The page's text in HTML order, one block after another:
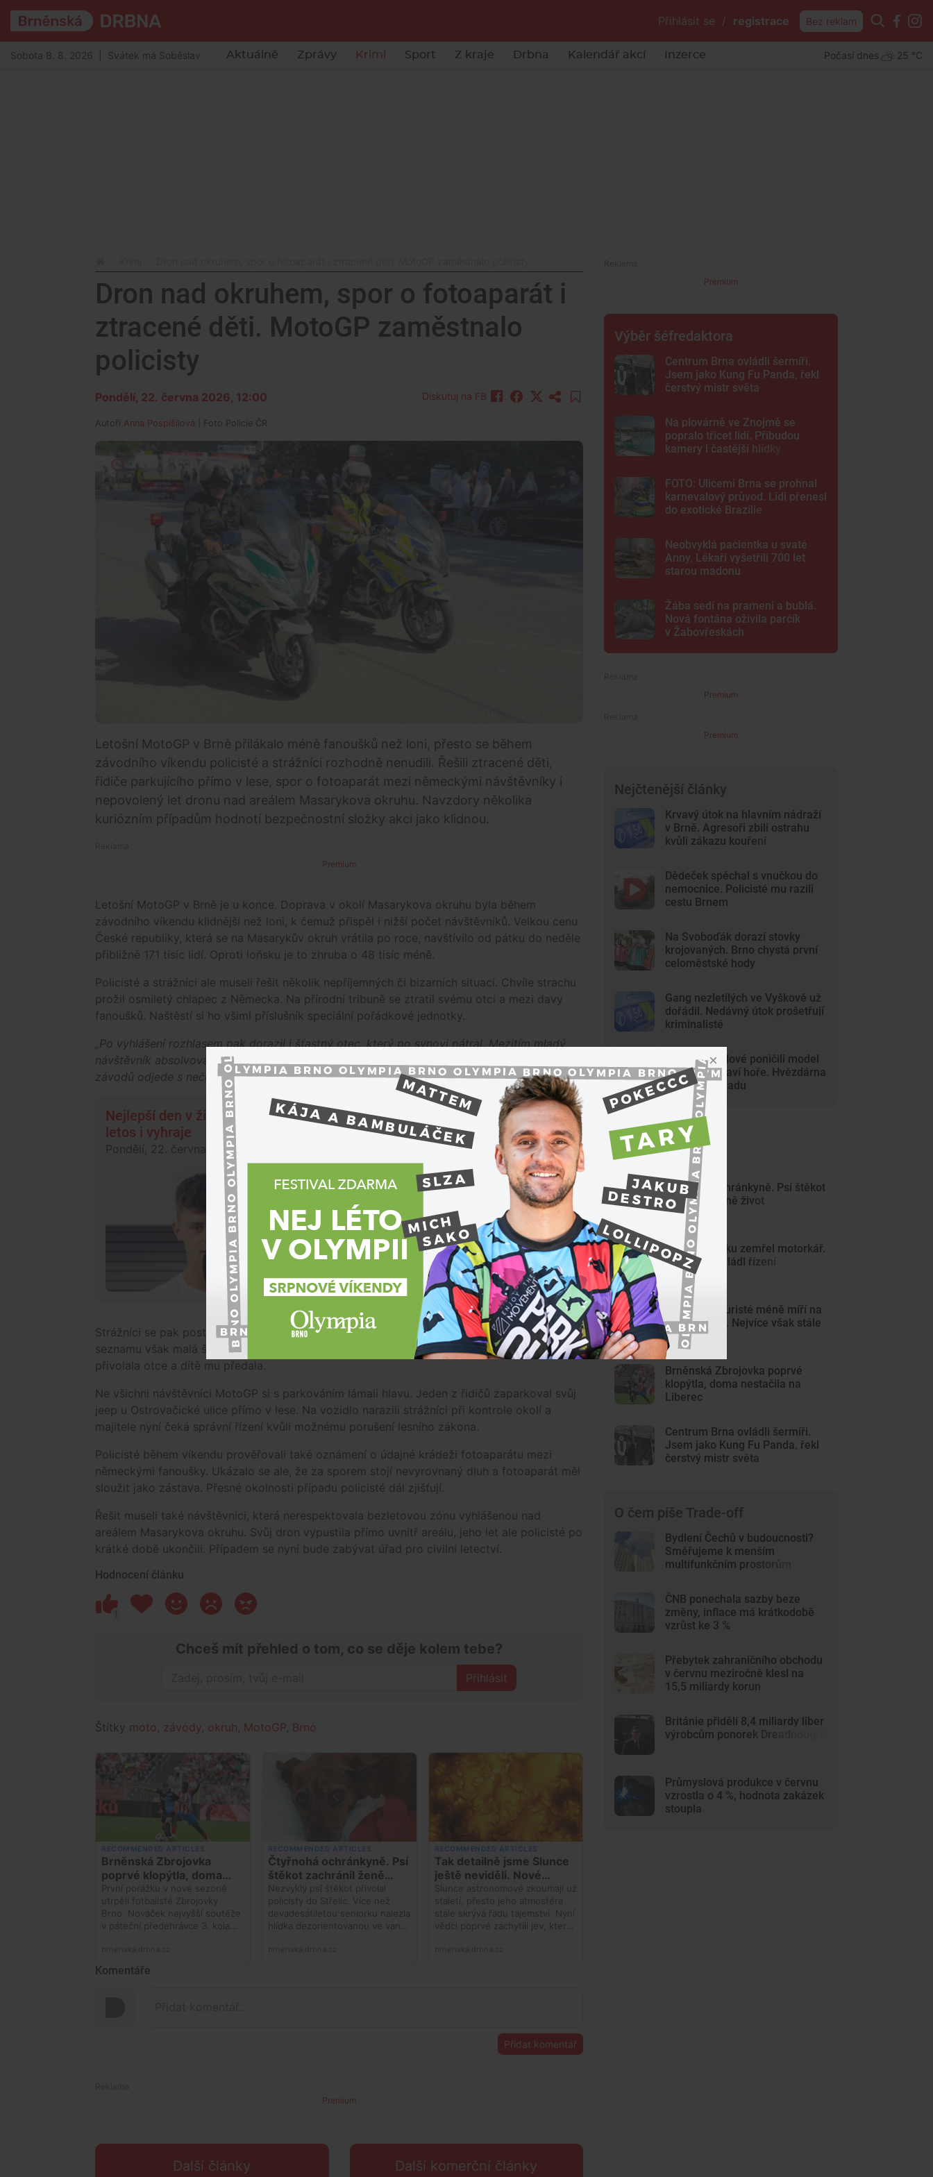
Přihlásit se / registrace Bez reklam
Sobota 8. 8. 2026 | Svátek má Soběslav Aktuálně Zprávy Krimi Sport Z kraje Drbna Kalendář akcí Inzerce Počasí dnes 25 °C
Dron nad okruhem, spor o fotoaparát i
ztracené děti. MotoGP zaměstnalo
policisty
Pondělí, 22. června 2026, 12:00 Diskutuj na FB
Autoři Anna Pospíšilová | Foto Policie ČR
Letošní MotoGP v Brně přilákalo méně fanoušků než loni, přesto se během
závodního víkendu policisté a strážníci rozhodně nenudili. Řešili ztracené děti,
řidiče parkujícího přímo v lese, spor o fotoaparát mezi německými návštěvníky i
nepovolený let dronu nad areálem Masarykova okruhu. Navzdory několika
kuriózním případům hodnotí bezpečnostní složky akci jako klidnou.
Premium
Letošní MotoGP v Brně je u konce. Doprava v okolí Masarykova okruhu byla během
závodního víkendu klidnější než loni, k čemuž přispěl i nižší počet návštěvníků. Velkou cenu
České republiky, která se na Masarykův okruh vrátila po roce, navštívilo od pátku do neděle
přibližně 171 tisíc lidí. Oproti loňsku je to zhruba o 48 tisíc méně.
Policisté a strážníci ale museli řešit několik nepříjemných či bizarních situací. Chvíle strachu
prožil osmiletý chlapec z Německa. Na přírodní tribuně se ztratil svému otci a mezi davy
fanoušků. Naštěstí si ho všiml příslušník speciální pořádkové jednotky.
„Po vyhlášení rozhlasem pak dorazil i šťastný otec, který po synovi pátral. Mezitím mladý
návštěvník absolvoval malou prohlídku výstroje i výzbroje pořádkové jednotky. Z návěvy
závodů odjede s nečekaným zážitkem,“uvedl policejní mluvčíPavel Šváb.
Nejlepší den v životě, zářil Salač po bronzovém umístění v Brně. Věří, že
letos i vyhraje
Pondělí, 22. června 2026, 09:00
Bronz z domácí Velké ceny České
republiky má pro Filipa Salače větší
hodnotu než všechna dosavadní pódia.
Český jezdec označil třetí místo v Moto2
na brněnském Masarykově okruhu za
nejlepší den svého života a největší
úspěch kariéry. Po životním...
Strážníci se pak postarali o ztracenou dívenku. Její matka nezvedala mobil, v telefonním
seznamu však malá školačka měla i tetu. Jejím prostřednictvím hlídka městské policie
přivolala otce a dítě mu předala.
Ne všichni návštěvníci MotoGP si s parkováním lámali hlavu. Jeden z řidičů zaparkoval svůj
jeep u Ostrovačické ulice přímo v lese. Na vozidlo narazili strážníci při kontrole okolí a
majitele nyní čeká správní řízení kvůli možnému porušení lesního zákona.
Policisté během víkendu prověřovali také oznámení o údajné krádeži fotoaparátu mezi
německými fanoušky. Ukázalo se ale, že za sporem stojí nevyrovnaný dluh a fotoaparát měl
sloužit jako zástava. Přesné okolnosti případu policisté dál zjišťují.
Řešit museli také návštěvnici, která nerespektovala bezletovou zónu vyhlášenou nad
areálem Masarykova okruhu. Svůj dron vypustila přímo uvnitř areálu, jeho let ale policisté po
krátké době ukončili. Případem se nyní bude zabývat úřad pro civilní letectví.
Hodnocení článku
1
Chceš mít přehled o tom, co se děje kolem tebe?
Přihlásit
Štítky moto , závody, okruh, MotoGP, Brno
Komentáře
Přidat komentář
Premium
Další články Další komerční články
Premium
Výběr šéfredaktora
Centrum Brna ovládli šermíři.
Jsem jako Kung Fu Panda, řekl
čerstvý mistr světa
Na plovárně ve Znojmě se
popralo třicet lidí. Přibudou
kamery i častější hlídky
FOTO: Ulicemi Brna se prohnal
karnevalový průvod. Lidi přenesl
do exotické Brazílie
Neobvyklá pacientka u svaté
Anny. Lékaři vyšetřili 700 let
starou madonu
Žába sedí na prameni a bublá.
Nová fontána oživila parčík
v Žabovřeskách
Premium
Premium
Nejčtenější články
Krvavý útok na hlavním nádraží
v Brně. Agresoři zbili ostrahu
kvůli zákazu kouření
Dědeček spěchal s vnučkou do
nemocnice. Policisté mu razili
cestu Brnem
Na Svoboďák dorazí stovky
krojovaných. Brno chystá první
celoměstské hody
Gang nezletilých ve Vyškově už
dořádil. Nedávný útok prošetřují
kriminalisté
Mladí vandalové poničili model
Marsu na Kraví hoře. Hvězdárna
zařídila náhradu
Nejnovější články
Čtyřnohá ochránkyně. Psí štěkot
zachránil ženě život
Na Znojemsku zemřel motorkář.
Zřejmě nezvládl řízení
Zahraniční turisté méně míří na
jižní Moravu. Nejvíce však stále
láká Slováky
Brněnská Zbrojovka poprvé
klopýtla, doma nestačila na
Liberec
Centrum Brna ovládli šermíři.
Jsem jako Kung Fu Panda, řekl
čerstvý mistr světa
O čem píše Trade-off
Bydlení Čechů v budoucnosti?
Směřujeme k menším
multifunkčním prostorům
ČNB ponechala sazby beze
změny, inflace má krátkodobě
vzrůst ke 3 %
Přebytek zahraničního obchodu
v červnu meziročně klesl na
15,5 miliardy korun
Británie přidělí 8,4 miliardy liber
výrobcům ponorek Dreadnought
Průmyslová produkce v červnu
vzrostla o 4 %, hodnota zakázek
stoupla